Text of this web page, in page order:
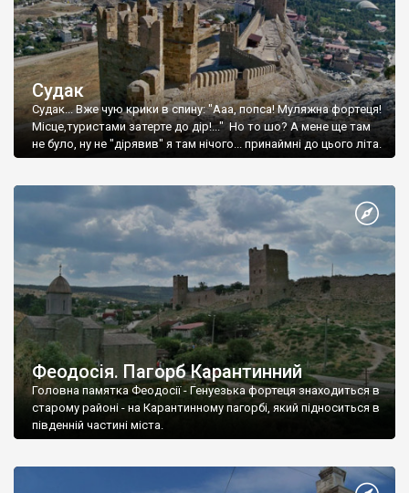
Судак
Судак... Вже чую крики в спину: "Ааа, попса! Муляжна фортеця!
Місце,туристами затерте до дір!..." Но то шо? А мене ще там
не було, ну не "дірявив" я там нічого... принаймні до цього літа.
Феодосія. Пагорб Карантинний
Головна памятка Феодосії - Генуезька фортеця знаходиться в
старому районі - на Карантинному пагорбі, який підноситься в
південній частині міста.